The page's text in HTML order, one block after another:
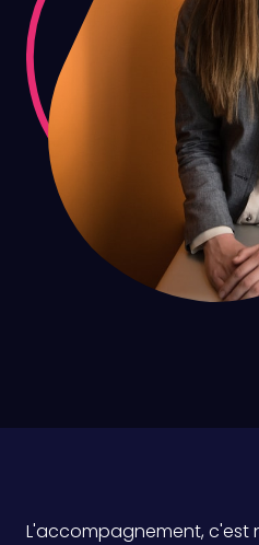
L'accompagnement, c'est